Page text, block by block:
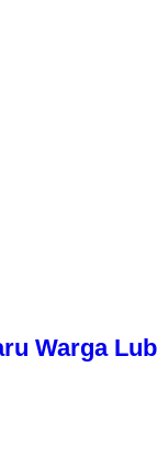
Warga